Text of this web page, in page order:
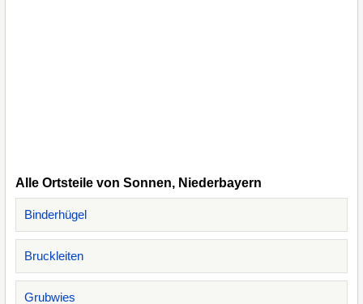
Alle Ortsteile von Sonnen, Niederbayern
Binderhügel
Bruckleiten
Grubwies